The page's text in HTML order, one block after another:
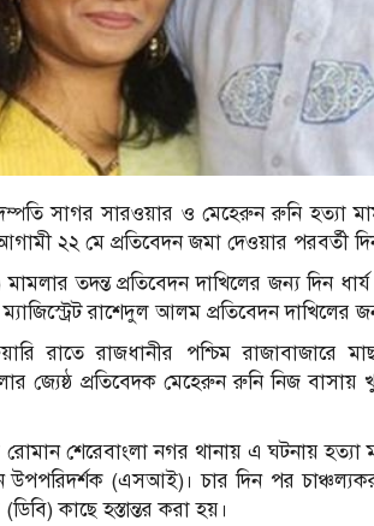
সাগর সারওয়ার ও মেহেরুন রুনি হত্যা
২২ মে প্রতিবেদন জমা দেওয়ার পরবর্তী
তদন্ত প্রতিবেদন দাখিলের জন্য দিন ধার্য
রাশেদুল আলম প্রতিবেদন দাখিলের
রাতে রাজধানীর পশ্চিম রাজাবাজারে
জ্যেষ্ঠ প্রতিবেদক মেহেরুন রুনি নিজ
শেরেবাংলা নগর থানায় এ ঘটনায় হত্যা
(এসআই)। চার দিন পর
কাছে হস্তান্তর করা হয়।